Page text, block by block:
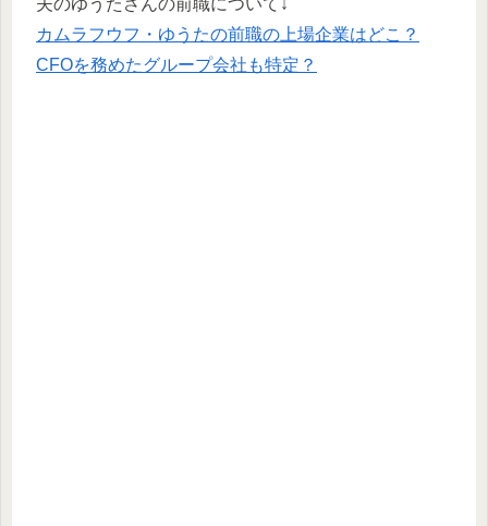
カムラフウフ・ゆうたの前職の上場企業はどこ？
CFOを務めたグループ会社も特定？